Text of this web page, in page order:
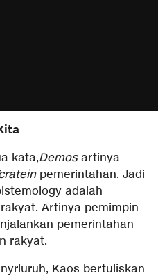
kata,Demosartinya
pemerintahan. Jadi
adalah
Artinya pemimpin
pemerintahan
rakyat.
Kaos bertuliskan